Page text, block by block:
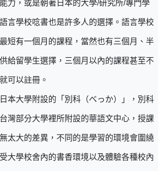
力，或是朝著日本的大學/研究所/專門學
言學校唸書也是許多人的選擇。語言學校
短有一個月的課程，當然也有三個月、半
給留學生選擇，三個月以內的課程甚至不
可以註冊。
本大學附設的「別科（べっか）」，別科
灣部分大學裡所附設的華語文中心，授課
太大的差異，不同的是學習的環境會圍繞
大學校舍內的書香環境以及體驗各種校內